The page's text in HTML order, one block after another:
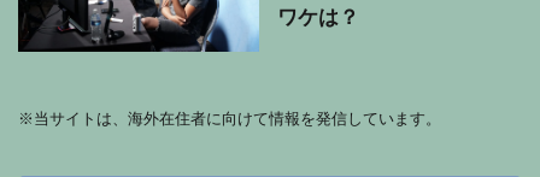
ワケは？
※ 当サイトは、海外在住者に向けて情報を発信しています。